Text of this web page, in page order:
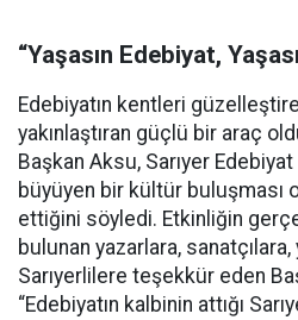
“Yaşasın Edebiyat,
Edebiyatın kentleri
yakınlaştıran güçlü bir araç
Başkan Aksu, Sarıyer Edebiyat
büyüyen bir kültür buluşması
ettiğini söyledi. Etkinliğin
bulunan yazarlara, sanatçılara,
Sarıyerlilere teşekkür eden
“Edebiyatın kalbinin attığı